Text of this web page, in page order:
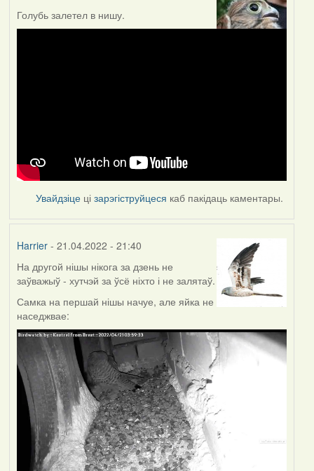
Голубь залетел в нишу.
Увайдзіце цізарэгіструйцеся каб пакідаць каментары.
Harrier- 21.04.2022 - 21:40
На другой нішы нікога за дзень не
заўважыў - хутчэй за ўсё ніхто і не залятаў.
Самка на першай нішы начуе, але яйка не
наседжвае: